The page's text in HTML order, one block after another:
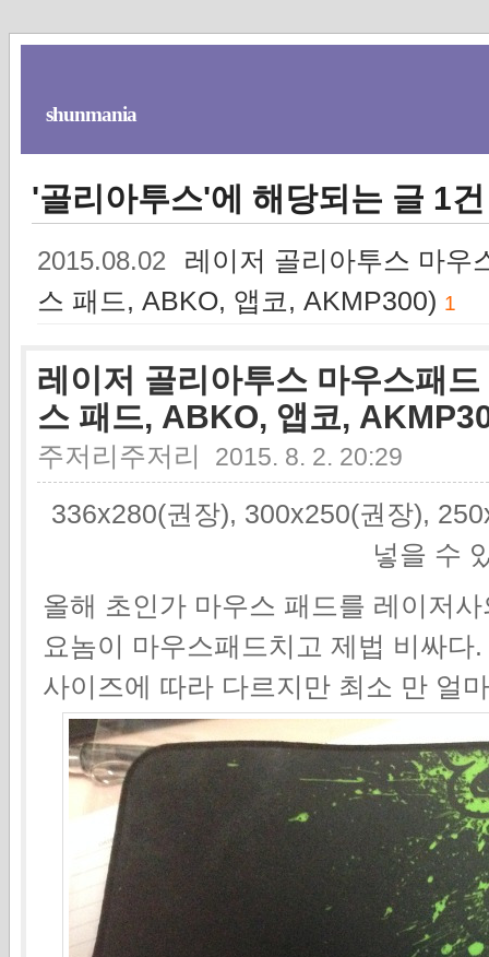
shunmania
'골리아투스'에 해당되는 글 1건
2015.08.02
레이저 골리아투스 마우
스 패드, ABKO, 앱코, AKMP300) 1
레이저 골리아투스 마우스패
스 패드, ABKO, 앱코,
주저리주저리 2015. 8. 2. 20:29
336x280(권장), 300x250(권장),
넣을 수
올해 초인가 마우스 패드를 레이저
요놈이 마우스패드치고 제법 비싸다.
사이즈에 따라 다르지만 최소 만 얼